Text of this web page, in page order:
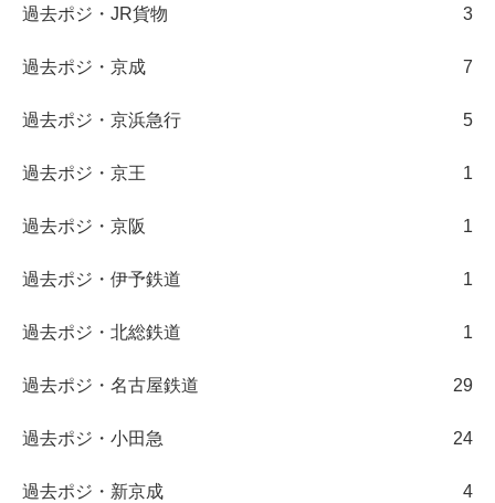
過去ポジ・JR貨物 3
過去ポジ・京成 7
過去ポジ・京浜急行 5
過去ポジ・京王 1
過去ポジ・京阪 1
過去ポジ・伊予鉄道 1
過去ポジ・北総鉄道 1
過去ポジ・名古屋鉄道 29
過去ポジ・小田急 24
過去ポジ・新京成 4